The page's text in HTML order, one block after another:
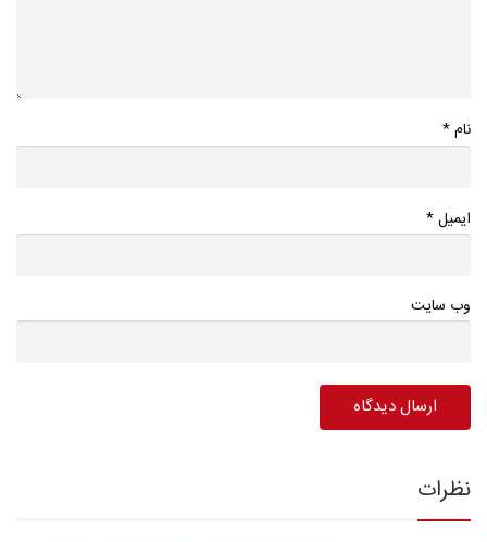
نام*
ایمیل*
وب سایت
نظرات